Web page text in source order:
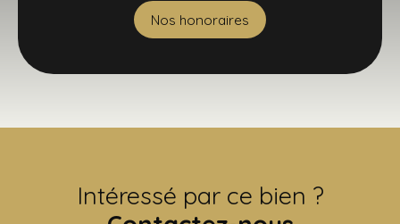
Nos honoraires
Intéressé par ce bien ?